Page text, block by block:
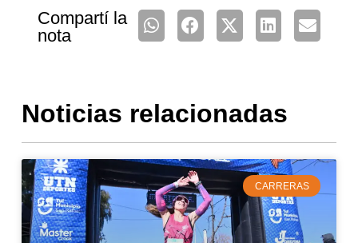
Compartí la
nota
Noticias relacionadas
CARRERAS